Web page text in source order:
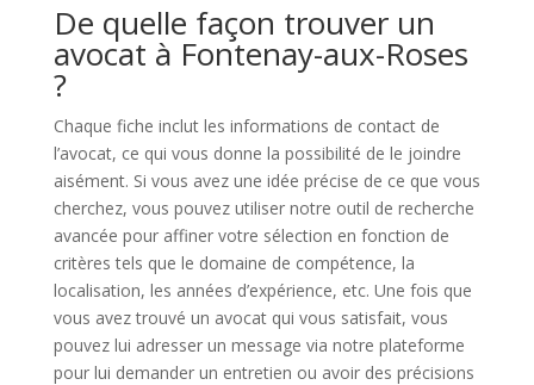
De quelle façon trouver un
avocat à Fontenay-aux-Roses
?
Chaque fiche inclut les informations de contact de
l’avocat, ce qui vous donne la possibilité de le joindre
aisément. Si vous avez une idée précise de ce que vous
cherchez, vous pouvez utiliser notre outil de recherche
avancée pour affiner votre sélection en fonction de
critères tels que le domaine de compétence, la
localisation, les années d’expérience, etc. Une fois que
vous avez trouvé un avocat qui vous satisfait, vous
pouvez lui adresser un message via notre plateforme
pour lui demander un entretien ou avoir des précisions